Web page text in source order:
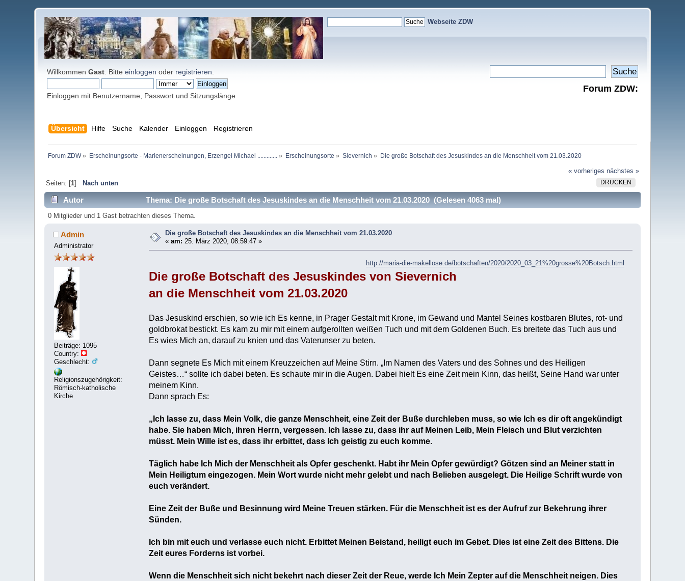
Webseite ZDW
WillkommenGast . Bitteeinloggen oder registrieren
Einloggen mit Benutzername, Passwort und Sitzungslänge
Forum ZDW:
Übersicht Hilfe Suche Kalender Einloggen Registrieren
Forum ZDW» Erscheinungsorte - Marienerscheinungen, Erzengel Michael .............» Erscheinungsorte » Sievernich » Die große Botschaft des Jesuskindes an die Menschheit vom 21.03.2020
« vorheriges nächstes »
DRUCKEN
Seiten: [1] Nach unten
Autor Thema: Die große Botschaft des Jesuskindes an die Menschheit vom 21.03.2020 (Gelesen 4063 mal)
0 Mitglieder und 1 Gast betrachten dieses Thema.
Admin
Administrator
Beiträge: 1095
Country:
Geschlecht:
Religionszugehörigkeit:
Römisch-katholische
Kirche
Die große Botschaft des Jesuskindes an die Menschheit vom 21.03.2020
«am: 25. März 2020, 08:59:47 »
http://maria-die-makellose.de/botschaften/2020/2020_03_21%20grosse%20Botsch.html
Die große Botschaft des Jesuskindes von Sievernich
an die Menschheit vom 21.03.2020
Das Jesuskind erschien, so wie ich Es kenne, in Prager Gestalt mit Krone, im Gewand und Mantel Seines kostbaren Blutes, rot- und
goldbrokat bestickt. Es kam zu mir mit einem aufgerollten weißen Tuch und mit dem Goldenen Buch. Es breitete das Tuch aus und
Es wies Mich an, darauf zu knien und das Vaterunser zu beten.
Dann segnete Es Mich mit einem Kreuzzeichen auf Meine Stirn. „Im Namen des Vaters und des Sohnes und des Heiligen
Geistes…“ sollte ich dabei beten. Es schaute mir in die Augen. Dabei hielt Es eine Zeit mein Kinn, das heißt, Seine Hand war unter
meinem Kinn.
Dann sprach Es:
„Ich lasse zu, dass Mein Volk, die ganze Menschheit, eine Zeit der Buße durchleben muss, so wie Ich es dir oft angekündigt
habe. Sie haben Mich, ihren Herrn, vergessen. Ich lasse zu, dass ihr auf Meinen Leib, Mein Fleisch und Blut verzichten
müsst. Mein Wille ist es, dass ihr erbittet, dass Ich geistig zu euch komme.
Täglich habe Ich Mich der Menschheit als Opfer geschenkt. Habt ihr Mein Opfer gewürdigt? Götzen sind an Meiner statt in
Mein Heiligtum eingezogen. Mein Wort wurde nicht mehr gelebt und nach Belieben ausgelegt. Die Heilige Schrift wurde von
euch verändert.
Eine Zeit der Buße und Besinnung wird Meine Treuen stärken. Für die Menschheit ist es der Aufruf zur Bekehrung ihrer
Sünden.
Ich bin mit euch und verlasse euch nicht. Erbittet Meinen Beistand, heiligt euch im Gebet. Dies ist eine Zeit des Bittens. Die
Zeit eures Forderns ist vorbei.
Wenn die Menschheit sich nicht bekehrt nach dieser Zeit der Reue, werde Ich Mein Zepter auf die Menschheit neigen. Dies